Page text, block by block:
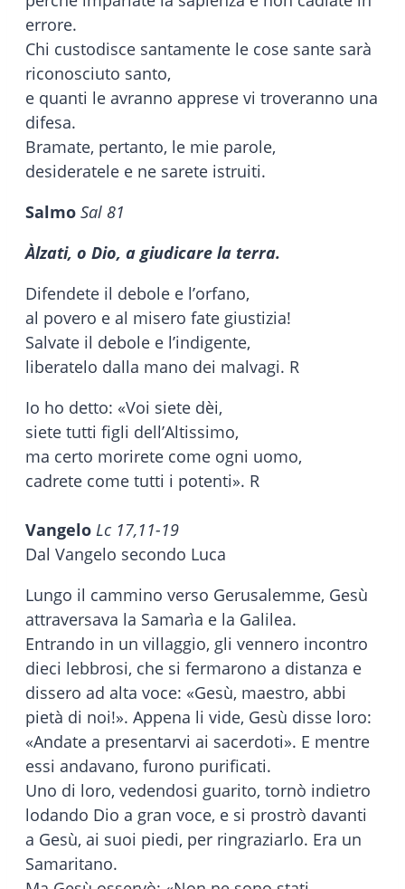
errore.
Chi custodisce santamente le cose sante sarà
riconosciuto santo,
e quanti le avranno apprese vi troveranno una
difesa.
Bramate, pertanto, le mie parole,
desideratele e ne sarete istruiti.
Salmo Sal 81
Àlzati, o Dio, a giudicare la terra.
Difendete il debole e l’orfano,
al povero e al misero fate giustizia!
Salvate il debole e l’indigente,
liberatelo dalla mano dei malvagi. R
Io ho detto: «Voi siete dèi,
siete tutti figli dell’Altissimo,
ma certo morirete come ogni uomo,
cadrete come tutti i potenti». R
Vangelo Lc 17,11-19
Dal Vangelo secondo Luca
Lungo il cammino verso Gerusalemme, Gesù
attraversava la Samarìa e la Galilea.
Entrando in un villaggio, gli vennero incontro
dieci lebbrosi, che si fermarono a distanza e
dissero ad alta voce: «Gesù, maestro, abbi
pietà di noi!». Appena li vide, Gesù disse loro:
«Andate a presentarvi ai sacerdoti». E mentre
essi andavano, furono purificati.
Uno di loro, vedendosi guarito, tornò indietro
lodando Dio a gran voce, e si prostrò davanti
a Gesù, ai suoi piedi, per ringraziarlo. Era un
Samaritano.